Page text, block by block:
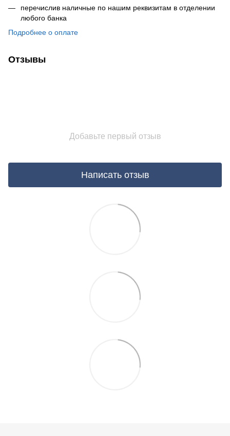
перечислив наличные по нашим реквизитам в отделении
любого банка
Подробнее о оплате
Отзывы
Добавьте первый отзыв
Написать отзыв